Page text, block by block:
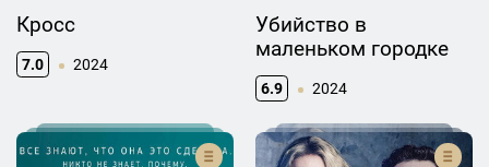
Кросс
7.0 2024
Убийство в
маленьком городке
6.9 2024